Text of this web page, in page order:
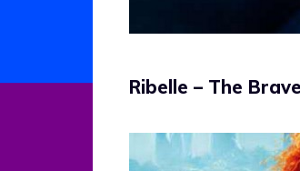
Ribelle – The